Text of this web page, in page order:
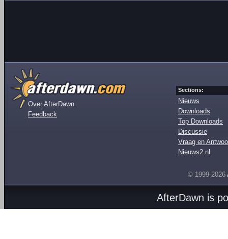
Over AfterDawn
Feedback
Sections:
Nieuws
Downloads
Top Downloads
Discussie
Vraag en
Nieuws2.nl
© 1999-2026
AfterDawn is